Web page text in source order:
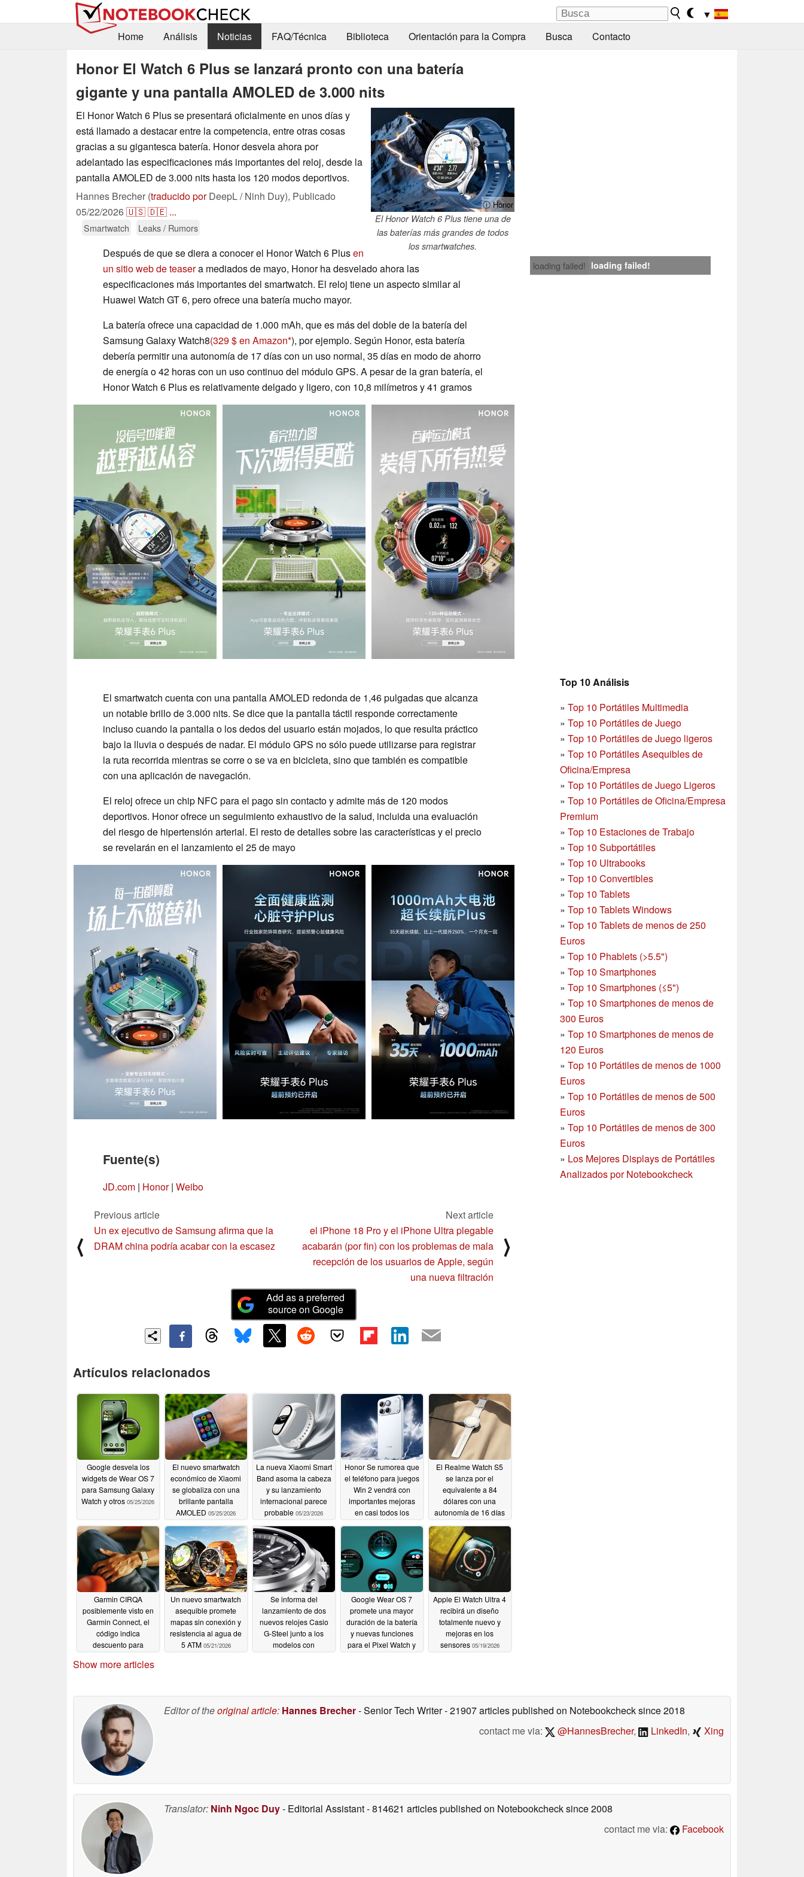
▼
Home
Análisis Noticias FAQ/Técnica Biblioteca Orientación para la Compra Busca Contacto
Honor El Watch 6 Plus se lanzará pronto con una batería
gigante y una pantalla AMOLED de 3.000 nits
ⓘ Honor
El Honor Watch 6 Plus tiene una de
las baterías más grandes de todos
los smartwatches.
El Honor Watch 6 Plus se presentará oficialmente en unos días y
está llamado a destacar entre la competencia, entre otras cosas
gracias a su gigantesca batería. Honor desvela ahora por
adelantado las especificaciones más importantes del reloj, desde la
pantalla AMOLED de 3.000 nits hasta los 120 modos deportivos.
Hannes Brecher (traducido porDeepL / Ninh Duy), Publicado
05/22/2026🇺🇸🇩🇪 ...
Smartwatch Leaks / Rumors
loading failed! loading failed!
Después de que se diera a conocer el Honor Watch 6 Plusen
un sitio web de teasera mediados de mayo, Honor ha desvelado ahora las
especificaciones más importantes del smartwatch. El reloj tiene un aspecto similar al
Huawei Watch GT 6, pero ofrece una batería mucho mayor.
La batería ofrece una capacidad de 1.000 mAh, que es más del doble de la batería del
Samsung Galaxy Watch8(329 $ en Amazon ), por ejemplo. Según Honor, esta batería
debería permitir una autonomía de 17 días con un uso normal, 35 días en modo de ahorro
de energía o 42 horas con un uso continuo del módulo GPS. A pesar de la gran batería, el
Honor Watch 6 Plus es relativamente delgado y ligero, con 10,8 milímetros y 41 gramos
Top 10 Análisis
» Top 10 Portátiles Multimedia
» Top 10 Portátiles de Juego
» Top 10 Portátiles de Juego ligeros
» Top 10 Portátiles Asequibles de
Oficina/Empresa
» Top 10 Portátiles de Juego Ligeros
» Top 10 Portátiles de Oficina/Empresa
Premium
» Top 10 Estaciones de Trabajo
» Top 10 Subportátiles
» Top 10 Ultrabooks
» Top 10 Convertibles
» Top 10 Tablets
» Top 10 Tablets Windows
» Top 10 Tablets de menos de 250
Euros
» Top 10 Phablets (>5.5")
» Top 10 Smartphones
» Top 10 Smartphones (≤5")
» Top 10 Smartphones de menos de
300 Euros
» Top 10 Smartphonesde menos de
120 Euros
» Top 10 Portátiles de menos de 1000
Euros
» Top 10 Portátiles de menos de 500
Euros
» Top 10 Portátiles de menos de 300
Euros
» Los Mejores Displays de Portátiles
Analizados por Notebookcheck
El smartwatch cuenta con una pantalla AMOLED redonda de 1,46 pulgadas que alcanza
un notable brillo de 3.000 nits. Se dice que la pantalla táctil responde correctamente
incluso cuando la pantalla o los dedos del usuario están mojados, lo que resulta práctico
bajo la lluvia o después de nadar. El módulo GPS no sólo puede utilizarse para registrar
la ruta recorrida mientras se corre o se va en bicicleta, sino que también es compatible
con una aplicación de navegación.
El reloj ofrece un chip NFC para el pago sin contacto y admite más de 120 modos
deportivos. Honor ofrece un seguimiento exhaustivo de la salud, incluida una evaluación
del riesgo de hipertensión arterial. El resto de detalles sobre las características y el precio
se revelarán en el lanzamiento el 25 de mayo
Fuente(s)
JD.com | Honor| Weibo
⟨
Previous article
Un ex ejecutivo de Samsung afirma que la
DRAM china podría acabar con la escasez
Next article
el iPhone 18 Pro y el iPhone Ultra plegable
acabarán (por fin) con los problemas de mala
recepción de los usuarios de Apple, según
una nueva filtración
⟩
Add as a preferred
source on Google
Artículos relacionados
Google desvela los
widgets de Wear OS 7
para Samsung Galaxy
Watch y otros 05/25/2026
El nuevo smartwatch
económico de Xiaomi
se globaliza con una
brillante pantalla
AMOLED 05/25/2026
La nueva Xiaomi Smart
Band asoma la cabeza
y su lanzamiento
internacional parece
probable 05/23/2026
Honor Se rumorea que
el teléfono para juegos
Win 2 vendrá con
importantes mejoras
en casi todos los
05/22/2026
El Realme Watch S5
se lanza por el
equivalente a 84
dólares con una
autonomía de 16 días
05/22/2026
Garmin CIRQA
posiblemente visto en
Garmin Connect, el
código indica
descuento para
Un nuevo smartwatch
asequible promete
mapas sin conexión y
resistencia al agua de
5 ATM 05/21/2026
Se informa del
lanzamiento de dos
nuevos relojes Casio
G-Steel junto a los
modelos con
Google Wear OS 7
promete una mayor
duración de la batería
y nuevas funciones
para el Pixel Watch y
Apple El Watch Ultra 4
recibirá un diseño
totalmente nuevo y
mejoras en los
sensores 05/19/2026
Show more articles
Editor of theoriginal article: Hannes Brecher- Senior Tech Writer- 21907 articles published on Notebookchecksince 2018
contact me via:
@HannesBrecher, LinkedIn, Xing
Translator: Ninh Ngoc Duy- Editorial Assistant- 814621 articles published on Notebookchecksince 2008
contact me via:
Facebook